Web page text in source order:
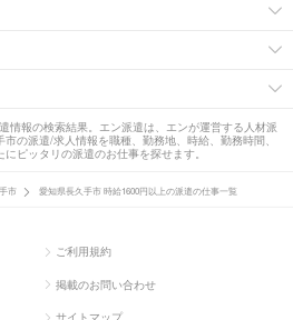
情報の検索結果。エン派遣は、エンが運営する人材派
の派遣/求人情報を職種、勤務地、時給、勤務時間、
ピッタリの派遣のお仕事を探せます。
市 愛知県長久手市 時給1600円以上の派遣の仕事一覧
ご利用規約
掲載のお問い合わせ